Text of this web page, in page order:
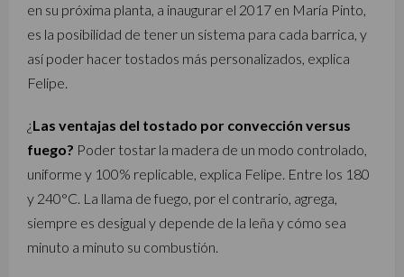
en su próxima planta, a inaugurar el 2017 en María Pinto,
es la posibilidad de tener un sistema para cada barrica, y
así poder hacer tostados más personalizados, explica
Felipe.
¿Las ventajas del tostado por convección versus
fuego? Poder tostar la madera de un modo controlado,
uniforme y 100% replicable, explica Felipe. Entre los 180
y 240°C. La llama de fuego, por el contrario, agrega,
siempre es desigual y depende de la leña y cómo sea
minuto a minuto su combustión.